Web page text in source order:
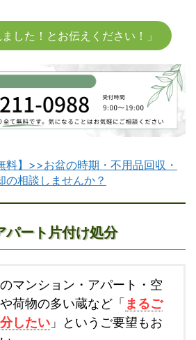
した！とお伝えください！」
料】>>お盆の時期・不用品回収・
の相談しませんか？
パート片付け処分
マンション・アパート・空
荷物の多い蔵など「まるご
したい 」というご要望もお